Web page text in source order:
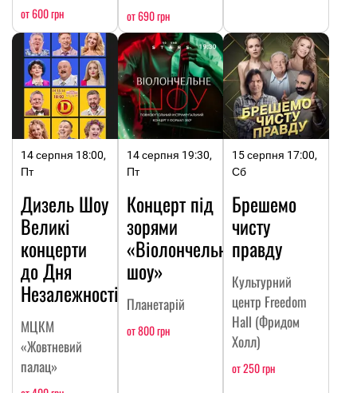
от 600 грн от 690 грн
14 серпня 18:00,
Пт
Дизель Шоу
Великі
концерти
до Дня
Незалежності
МЦКМ
«Жовтневий
палац»
14 серпня 19:30,
Пт
Концерт під
зорями
«Віолончельне
шоу»
Планетарій
от 800 грн
15 серпня 17:00,
Сб
Брешемо
чисту
правду
Культурний
центр Freedom
Hall (Фридом
Холл)
от 250 грн